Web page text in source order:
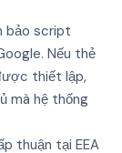
bảo script
Nếu thẻ
thiết lập,
mà hệ thống
thuận tại EEA